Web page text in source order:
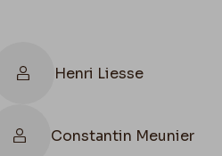
Henri Liesse
Constantin Meunier